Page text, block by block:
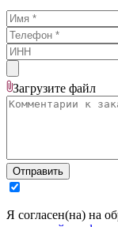
Загрузите файл
Отправить
Я согласен(на) на